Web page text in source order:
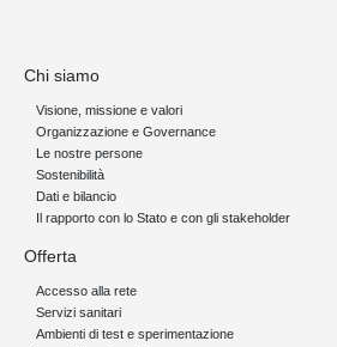
Chi siamo
Visione, missione e valori
Organizzazione e Governance
Le nostre persone
Sostenibilità
Dati e bilancio
Il rapporto con lo Stato e con gli stakeholder
Offerta
Accesso alla rete
Servizi sanitari
Ambienti di test e sperimentazione